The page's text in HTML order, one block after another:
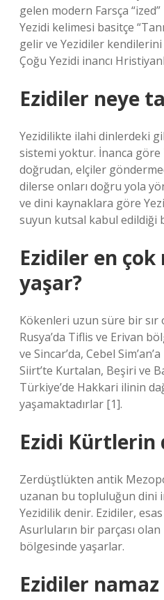
gelen modern Farsça
Yezidi kelimesi basitçe
gelir ve Yezidiler
Çoğu Yezidi inancı
Ezidiler neye
Yezidilikte ilahi dinlerdeki
sistemi yoktur. İnanca göre
doğrudan, elçiler
dilerse onları doğru yola
ve dini kaynaklara göre
suyun kutsal kabul edildiği
Ezidiler en çok
yaşar?
Kökenleri uzun süre bir sır
Rusya’da Tiflis ve Erivan
ve Sincar’da, Cebel
Siirt’te Kurtalan, Beşiri ve
Türkiye’de Hakkari ilinin
yaşamaktadırlar [1].
Ezidi Kürtlerin
Zerdüştlükten antik
uzanan bu topluluğun dini
Yezidilik denir. Ezidiler,
Asurluların bir parçası olan
bölgesinde yaşarlar.
Ezidiler namaz